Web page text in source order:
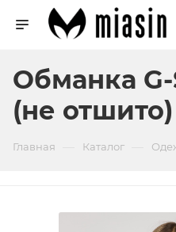
Обманка G-
(не
Главная Каталог